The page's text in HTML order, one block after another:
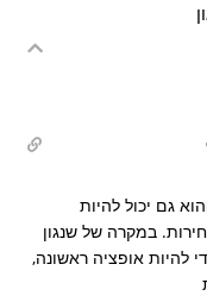
גם יכול להיות
במקרה של שנגון
להיות אופציה ראשונה,